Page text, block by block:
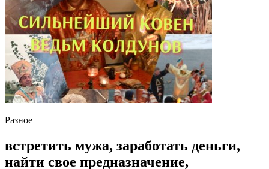
Разное
встретить мужа, заработать деньги,
найти свое предназначение,